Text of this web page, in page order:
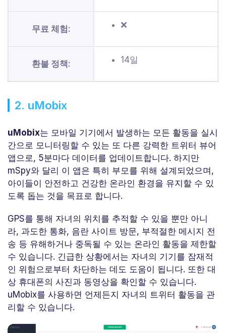
무료 체험: ❌
환불 정책: 14일
2. uMobix
uMobix는 모바일 기기에서 발생하는 모든 활동을 실시
간으로 모니터링할 수 있는 또 다른 강력한 트위터 뷰어
앱으로, 5분마다 데이터를 업데이트합니다. 하지만
mSpy와 달리 이 앱은 특히 부모를 위해 설계되었으며,
아이들이 안전하고 건강한 온라인 환경을 유지할 수 있
도록 돕는 것을 목표로 합니다.
GPS를 통해 자녀의 위치를 추적할 수 있을 뿐만 아니
라, 과도한 통화, 음란 사이트 방문, 부적절한 메시지 전
송 등 유해하거나 중독될 수 있는 온라인 활동을 제한할
수 있습니다. 긴급한 상황에서는 자녀의 기기를 잠재적
인 위험으로부터 차단하는 데도 도움이 됩니다. 또한 대
상 휴대폰의 사진과 동영상을 확인할 수 있습니다.
uMobix를 사용하면 언제든지 자녀의 트위터 활동을 관
리할 수 있습니다.